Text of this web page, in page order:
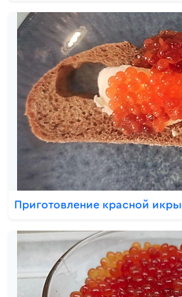
Приготовление красной икры